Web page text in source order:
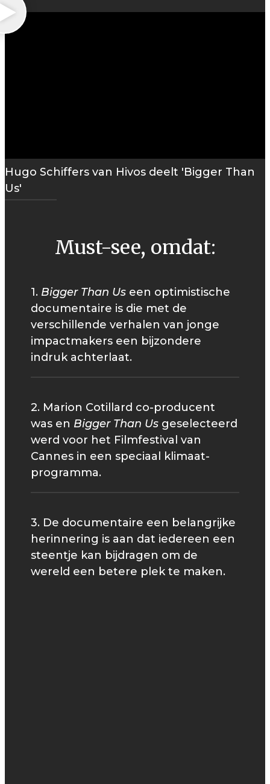
Hugo Schiffers van Hivos deelt 'Bigger Than
Us'
Must-see, omdat:
1. Bigger Than Us een optimistische
documentaire is die met de
verschillende verhalen van jonge
impactmakers een bijzondere
indruk achterlaat.
2. Marion Cotillard co-producent
was en Bigger Than Us geselecteerd
werd voor het Filmfestival van
Cannes in een speciaal klimaat-
programma.
3. De documentaire een belangrijke
herinnering is aan dat iedereen een
steentje kan bijdragen om de
wereld een betere plek te maken.